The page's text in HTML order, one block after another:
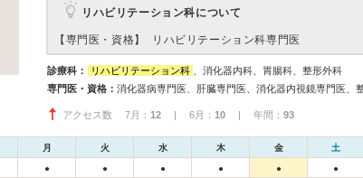
リハビリテーション科について
【専門医・資格】 リハビリテーション科専門医
診療科： リハビリテーション科
、消化器内科、胃腸科、整形外科
専門医・資格：
アクセス数 7月： 12 | 6月： 10 | 年間： 93
月 火 水 木 金 土
● ● ● ● ● ●